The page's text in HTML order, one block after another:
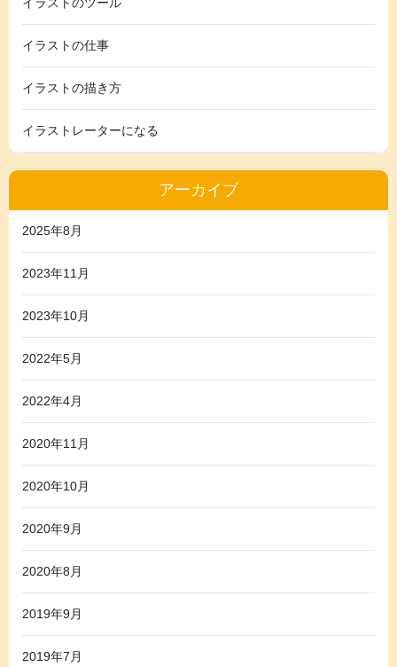
イラストのツール
イラストの仕事
イラストの描き方
イラストレーターになる
アーカイブ
2025年8月
2023年11月
2023年10月
2022年5月
2022年4月
2020年11月
2020年10月
2020年9月
2020年8月
2019年9月
2019年7月